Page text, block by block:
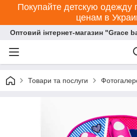
Покупайте детскую одежду
ценам в
Оптовий інтернет-магазин "Grace
Товари та послуги